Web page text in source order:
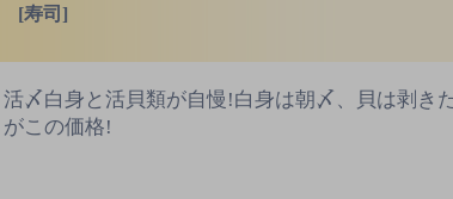
[寿司]
活〆白身と活貝類が自慢!白身は朝〆、貝は剥き
がこの価格!